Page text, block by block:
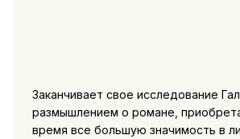
Заканчивает свое исследование
размышлением о романе,
время все большую значимость в